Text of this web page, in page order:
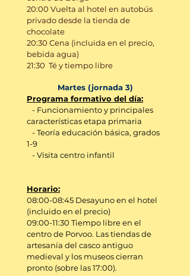
20:00 Vuelta al hotel en autobús
privado desde la tienda de
chocolate
20:30 Cena (incluida en el precio,
bebida agua)
21:30 Té y tiempo libre
Martes (jornada 3)
Programa formativo del día:
- Funcionamiento y principales
característicasetapa primaria
- Teoría educación básica, grados
1-9
- Visita centro infantil
Horario:
08:00-08:45 Desayuno en el hotel
(incluido en el precio)
09:00-11:30 Tiempo libre en el
centro de Porvoo. Las tiendas de
artesanía del casco antiguo
medieval y los museos cierran
pronto (sobre las 17:00).